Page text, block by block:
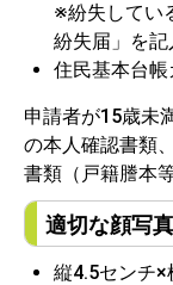
※紛失してい
紛失届」を記
住民基本台帳
申請者が15歳未
の本人確認書類
書類（戸籍謄本
適切な顔写
縦4.5センチ×